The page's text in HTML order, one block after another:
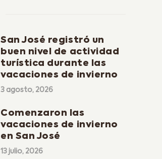
San José registró un
buen nivel de actividad
turística durante las
vacaciones de invierno
3 agosto, 2026
Comenzaron las
vacaciones de invierno
en San José
13 julio, 2026